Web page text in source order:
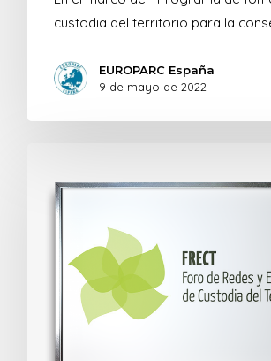
custodia del territorio para la
EUROPARC España
9 de mayo de 2022